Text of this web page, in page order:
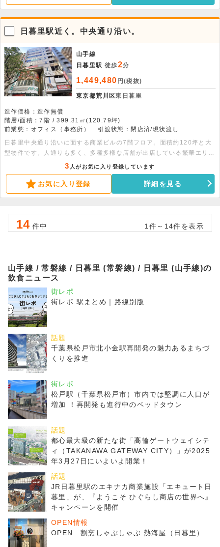
の利用にオススメです。 面積：1階187.04平米・2階139.01平米・3
日暮里駅近く。中央通り沿い。
山手線
日暮里駅 徒歩2分
1,449,480 円(税抜)
東京都荒川区東日暮里
造作価格：造作無償
階層/面積：7階 / 399.31㎡(120.79坪)
前業態：オフィス（事務所）
引渡状態：閉店済/現状渡し
日暮里中央通り沿いに面する商業ビルの7階フロア。面積約120坪と大
型物件です。人通りも多く、多種多様な店舗が出店している繁華エリア
です。詳細につきましてはご相談ください。
3 人がお気に入り登録しています
お気に入り登録 詳細を見る
14 件中 1件～14件を表示
山手線 / 常磐線 / 日暮里 (常磐線) / 日暮里 (山手線)の
飲食ニュース
街レポ
街レポ 駅まとめ｜路線別版
話題
千葉県松戸市北小金駅再開発の魅力あるまちづ
くりを推進
街レポ
松戸駅（千葉県松戸市）市内では堅調に人口が
増加 ！再開発も進行中のベッドタウン
話題
都心最大級の新たな街「高輪ゲートウェイシテ
ィ（TAKANAWA GATEWAY CITY）」が2025
年3月27日にいよいよ開業！
話題
JR日暮里駅のエキナカ商業施設「エキュート日
暮里」が、『ようこそ ひぐらし商店の世界へ』
キャンペーンを開催
OPEN情報
OPEN 割烹しゃぶしゃぶ 熱海屋（日暮里）